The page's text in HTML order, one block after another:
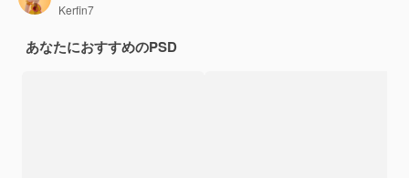
Kerfin7
あなたにおすすめのPSD